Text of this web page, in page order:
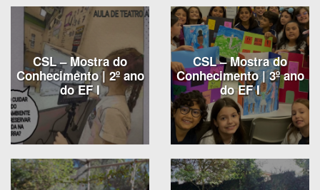
CSL – Mostra do
Conhecimento | 2º ano
do EF I
CSL – Mostra do
Conhecimento | 3º ano
do EF I